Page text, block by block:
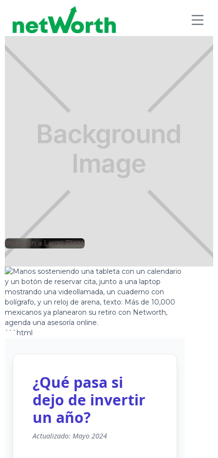
INVERSIÓN A LARGO PLAZO
Jorge Gutiérrez
Inversión a Largo Plazo
```html
¿Qué pasa si
dejo de invertir
un año?
Actualizado: Mayo 2024